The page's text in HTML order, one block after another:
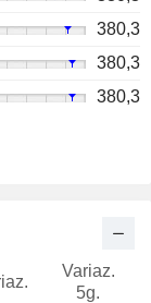
380,3
380,3
380,3
Variaz.
5g.